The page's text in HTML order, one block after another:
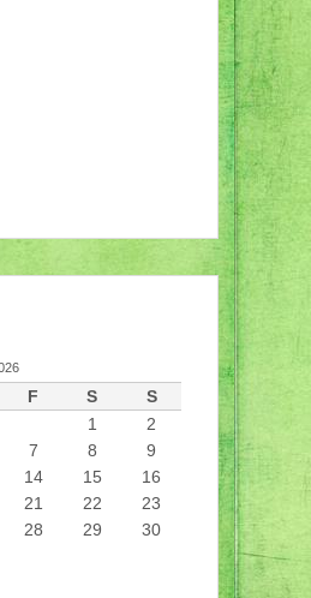
F S
S
1
2
7 8
9
14 15
16
21 22
23
28 29
30